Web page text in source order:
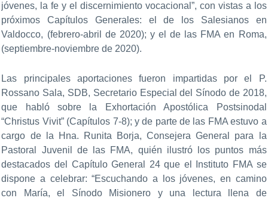
jóvenes, la fe y el discernimiento vocacional”, con vistas a los
próximos Capítulos Generales: el de los Salesianos en
Valdocco, (febrero-abril de 2020); y el de las FMA en Roma,
(septiembre-noviembre de 2020).
Las principales aportaciones fueron impartidas por el P.
Rossano Sala, SDB, Secretario Especial del Sínodo de 2018,
que habló sobre la Exhortación Apostólica Postsinodal
“Christus Vivit” (Capítulos 7-8); y de parte de las FMA estuvo a
cargo de la Hna. Runita Borja, Consejera General para la
Pastoral Juvenil de las FMA, quién ilustró los puntos más
destacados del Capítulo General 24 que el Instituto FMA se
dispone a celebrar: “Escuchando a los jóvenes, en camino
con María, el Sínodo Misionero y una lectura llena de